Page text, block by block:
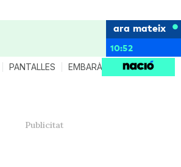
ara mateix
10:52
PANTALLES EMBARÀS CRIANÇA